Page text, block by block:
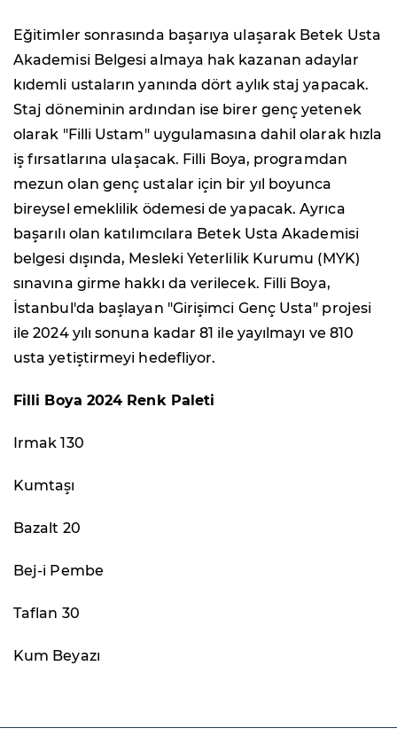
Eğitimler sonrasında başarıya ulaşarak Betek Usta
Akademisi Belgesi almaya hak kazanan adaylar
kıdemli ustaların yanında dört aylık staj yapacak.
Staj döneminin ardından ise birer genç yetenek
olarak "Filli Ustam" uygulamasına dahil olarak hızla
iş fırsatlarına ulaşacak. Filli Boya, programdan
mezun olan genç ustalar için bir yıl boyunca
bireysel emeklilik ödemesi de yapacak. Ayrıca
başarılı olan katılımcılara Betek Usta Akademisi
belgesi dışında, Mesleki Yeterlilik Kurumu (MYK)
sınavına girme hakkı da verilecek. Filli Boya,
İstanbul'da başlayan "Girişimci Genç Usta" projesi
ile 2024 yılı sonuna kadar 81 ile yayılmayı ve 810
usta yetiştirmeyi hedefliyor.
Filli Boya 2024 Renk Paleti
Irmak 130
Kumtaşı
Bazalt 20
Bej-i Pembe
Taflan 30
Kum Beyazı